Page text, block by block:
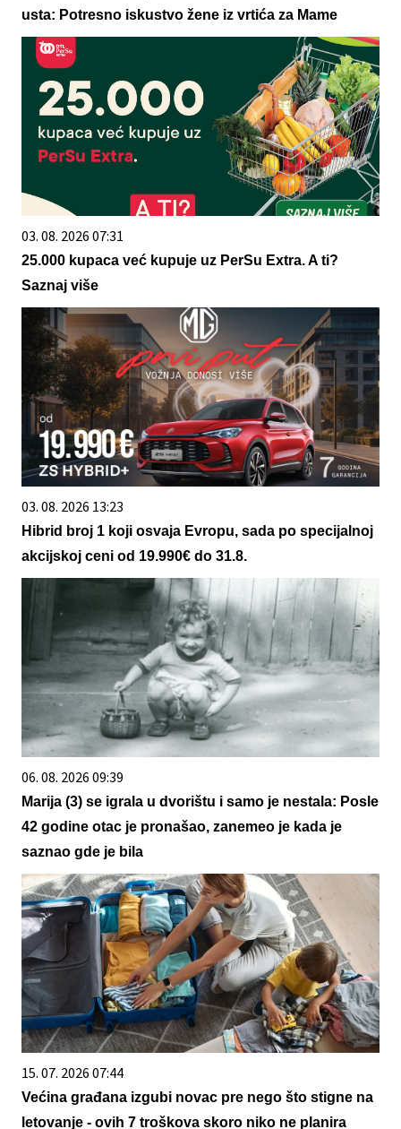
usta: Potresno iskustvo žene iz vrtića za Mame
03. 08. 2026 07:31
25.000 kupaca već kupuje uz PerSu Extra. A ti?
Saznaj više
03. 08. 2026 13:23
Hibrid broj 1 koji osvaja Evropu, sada po specijalnoj
akcijskoj ceni od 19.990€ do 31.8.
06. 08. 2026 09:39
Marija (3) se igrala u dvorištu i samo je nestala: Posle
42 godine otac je pronašao, zanemeo je kada je
saznao gde je bila
15. 07. 2026 07:44
Većina građana izgubi novac pre nego što stigne na
letovanje - ovih 7 troškova skoro niko ne planira